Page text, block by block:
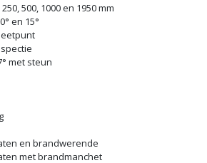
500, 1000 en 1950 mm
en 15°
met steun
en brandwerende
met brandmanchet